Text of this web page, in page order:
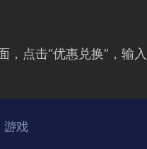
，点击“优惠兑换”，输